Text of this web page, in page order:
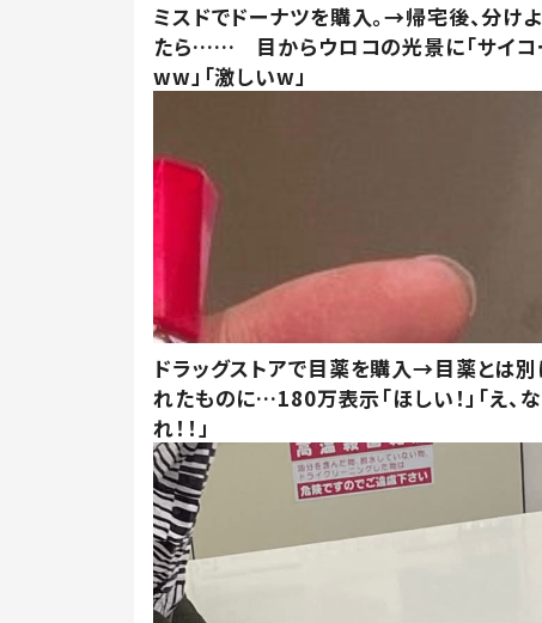
ミスドでドーナツを購入。→帰宅後、分け
たら…… 目からウロコの光景に「サイコ
ww」「激しいw」
ドラッグストアで目薬を購入→目薬とは別
れたものに…180万表示「ほしい！」「え、
れ！！」